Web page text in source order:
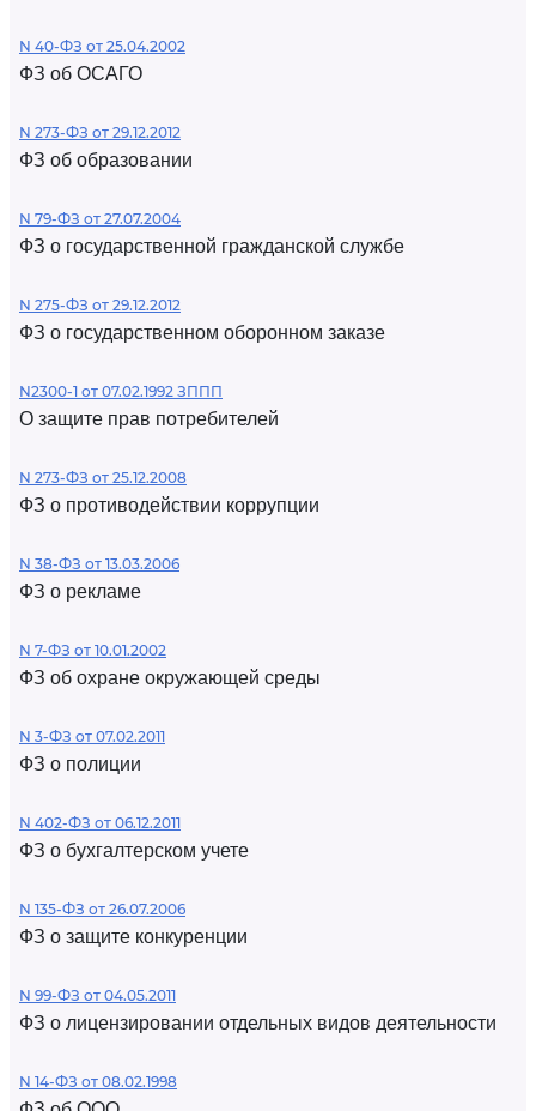
N 40-ФЗ от 25.04.2002
ФЗ об ОСАГО
N 273-ФЗ от 29.12.2012
ФЗ об образовании
N 79-ФЗ от 27.07.2004
ФЗ о государственной гражданской службе
N 275-ФЗ от 29.12.2012
ФЗ о государственном оборонном заказе
N2300-1 от 07.02.1992 ЗППП
О защите прав потребителей
N 273-ФЗ от 25.12.2008
ФЗ о противодействии коррупции
N 38-ФЗ от 13.03.2006
ФЗ о рекламе
N 7-ФЗ от 10.01.2002
ФЗ об охране окружающей среды
N 3-ФЗ от 07.02.2011
ФЗ о полиции
N 402-ФЗ от 06.12.2011
ФЗ о бухгалтерском учете
N 135-ФЗ от 26.07.2006
ФЗ о защите конкуренции
N 99-ФЗ от 04.05.2011
ФЗ о лицензировании отдельных видов деятельности
N 14-ФЗ от 08.02.1998